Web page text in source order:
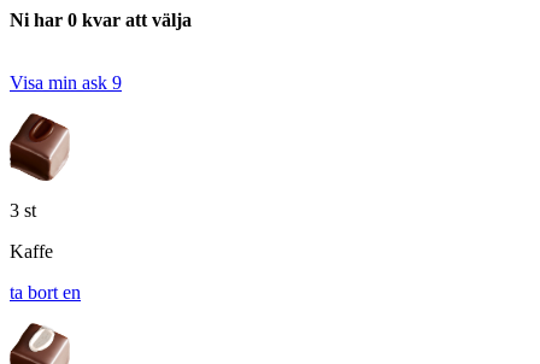
Ni har 0 kvar att välja
Visa min ask 9
3 st
Kaffe
ta bort en